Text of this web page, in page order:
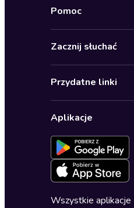
Biznes, marketing, ekonomia
Dla młodzieży
Pomoc
Pomoc
Ustawienia
Formularz
Deklaracja
Zacznij słuchać
Karnety
Oferta dla firm i
Przydatne linki
Dołącz do
Blog
Zapowiedzi
Cykle audiobooków
Aplikacje
Wszystkie aplikacje